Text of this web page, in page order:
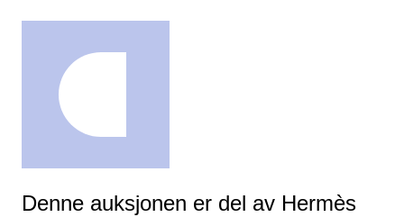
Denne auksjonen er del av Hermès